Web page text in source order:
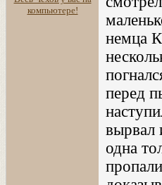
компьютере!
немца
перед
вырвал
одна